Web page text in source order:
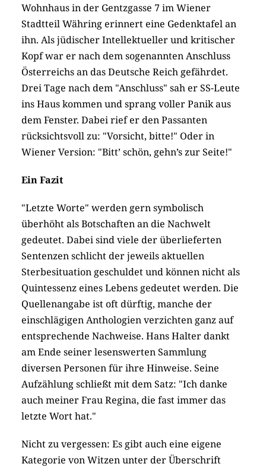
Wohnhaus in der Gentzgasse 7 im Wiener
Stadtteil Währing erinnert eine Gedenktafel an
ihn. Als jüdischer Intellektueller und kritischer
Kopf war er nach dem sogenannten Anschluss
Österreichs an das Deutsche Reich gefährdet.
Drei Tage nach dem "Anschluss" sah er SS-Leute
ins Haus kommen und sprang voller Panik aus
dem Fenster. Dabei rief er den Passanten
rücksichtsvoll zu: "Vorsicht, bitte!" Oder in
Wiener Version: "Bitt’ schön, gehn’s zur Seite!"
Ein Fazit
"Letzte Worte" werden gern symbolisch
überhöht als Botschaften an die Nachwelt
gedeutet. Dabei sind viele der überlieferten
Sentenzen schlicht der jeweils aktuellen
Sterbesituation geschuldet und können nicht als
Quintessenz eines Lebens gedeutet werden. Die
Quellenangabe ist oft dürftig, manche der
einschlägigen Anthologien verzichten ganz auf
entsprechende Nachweise. Hans Halter dankt
am Ende seiner lesenswerten Sammlung
diversen Personen für ihre Hinweise. Seine
Aufzählung schließt mit dem Satz: "Ich danke
auch meiner Frau Regina, die fast immer das
letzte Wort hat."
Nicht zu vergessen: Es gibt auch eine eigene
Kategorie von Witzen unter der Überschrift